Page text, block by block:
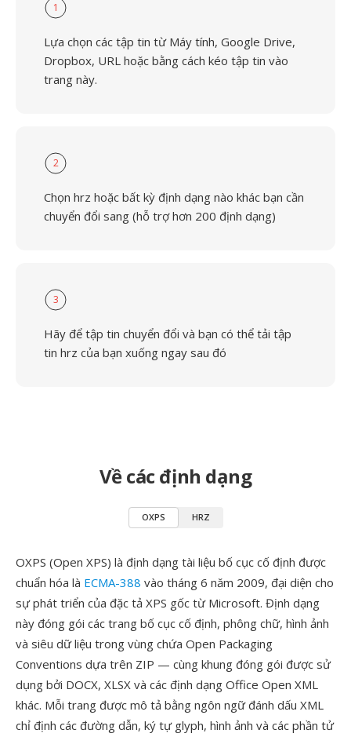
1
Lựa chọn các tập tin từ Máy tính, Google Drive,
Dropbox, URL hoặc bằng cách kéo tập tin vào
trang này.
2
Chọn hrz hoặc bất kỳ định dạng nào khác bạn cần
chuyển đổi sang (hỗ trợ hơn 200 định dạng)
3
Hãy để tập tin chuyển đổi và bạn có thể tải tập
tin hrz của bạn xuống ngay sau đó
Về các định dạng
OXPS HRZ
OXPS (Open XPS) là định dạng tài liệu bố cục cố định được
chuẩn hóa là ECMA-388 vào tháng 6 năm 2009, đại diện cho
sự phát triển của đặc tả XPS gốc từ Microsoft. Định dạng
này đóng gói các trang bố cục cố định, phông chữ, hình ảnh
và siêu dữ liệu trong vùng chứa Open Packaging
Conventions dựa trên ZIP — cùng khung đóng gói được sử
dụng bởi DOCX, XLSX và các định dạng Office Open XML
khác. Mỗi trang được mô tả bằng ngôn ngữ đánh dấu XML
chỉ định các đường dẫn, ký tự glyph, hình ảnh và các phần tử